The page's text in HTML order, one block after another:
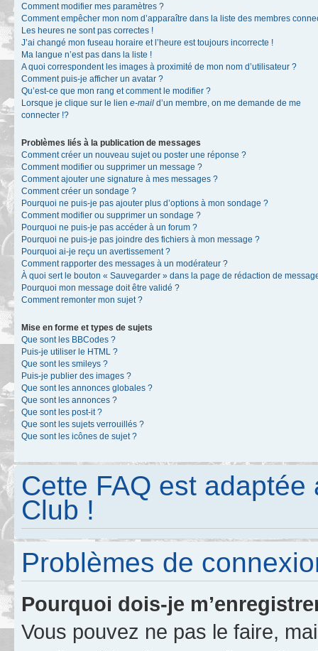
Comment modifier mes paramètres ?
Comment empêcher mon nom d’apparaître dans la liste des membres
Les heures ne sont pas correctes !
J’ai changé mon fuseau horaire et l’heure est toujours incorrecte !
Ma langue n’est pas dans la liste !
A quoi correspondent les images à proximité de mon nom d’utilisateur ?
Comment puis-je afficher un avatar ?
Qu’est-ce que mon rang et comment le modifier ?
Lorsque je clique sur le lien e-mail d’un membre, on me demande de me
connecter !?
Problèmes liés à la publication de messages
Comment créer un nouveau sujet ou poster une réponse ?
Comment modifier ou supprimer un message ?
Comment ajouter une signature à mes messages ?
Comment créer un sondage ?
Pourquoi ne puis-je pas ajouter plus d’options à mon sondage ?
Comment modifier ou supprimer un sondage ?
Pourquoi ne puis-je pas accéder à un forum ?
Pourquoi ne puis-je pas joindre des fichiers à mon message ?
Pourquoi ai-je reçu un avertissement ?
Comment rapporter des messages à un modérateur ?
À quoi sert le bouton « Sauvegarder » dans la page de rédaction de
Pourquoi mon message doit être validé ?
Comment remonter mon sujet ?
Mise en forme et types de sujets
Que sont les BBCodes ?
Puis-je utiliser le HTML ?
Que sont les smileys ?
Puis-je publier des images ?
Que sont les annonces globales ?
Que sont les annonces ?
Que sont les post-it ?
Que sont les sujets verrouillés ?
Que sont les icônes de sujet ?
Cette FAQ est
Club !
Problèmes de
Pourquoi dois-je
Vous pouvez ne pas le faire,